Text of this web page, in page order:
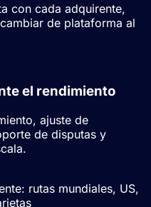
con cada adquirente,
de plataforma al
el rendimiento
ajuste de
de disputas y